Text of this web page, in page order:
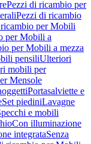
Pezzi di ricambio per
Pezzi di ricambio
per Mobili
per Mobili a
per Mobili a mezza
pensiliUlteriori
mobili per
Mensole
Portasalviette e
Set piediniLavagne
e mobili
Con illuminazione
integrataSenza